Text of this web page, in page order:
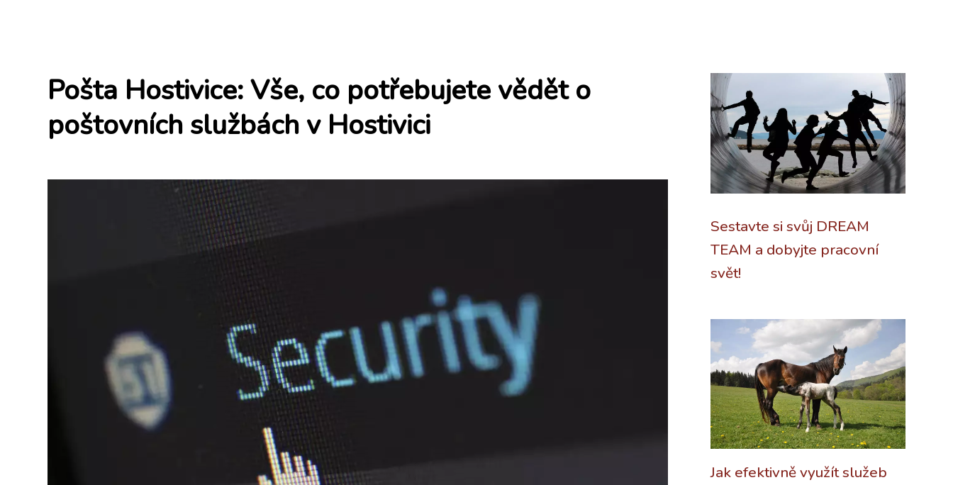
Pošta Hostivice: Vše, co potřebujete vědět o
poštovních službách v Hostivici
Sestavte si svůj DREAM
TEAM a dobyjte pracovní
svět!
Jak efektivně využít služeb